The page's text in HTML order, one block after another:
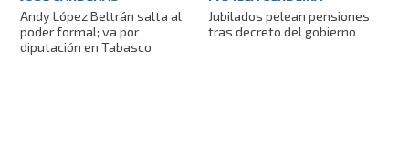
Andy López Beltrán salta al
poder formal; va por
diputación en Tabasco
Jubilados pelean pensiones
tras decreto del gobierno